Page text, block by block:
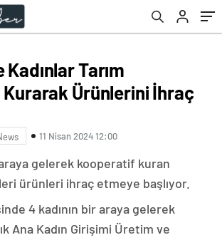
Kadınlar Tarım
Ürünlerini İhraç
11 Nisan 2024 12:00
gelerek kooperatif kuran
ürünleri ihraç etmeye başlıyor.
4 kadının bir araya gelerek
Ana Kadın Girişimi Üretim ve